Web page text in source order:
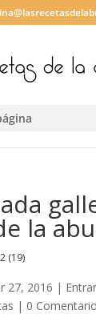
la
(19)
27, 2016 |
| 0